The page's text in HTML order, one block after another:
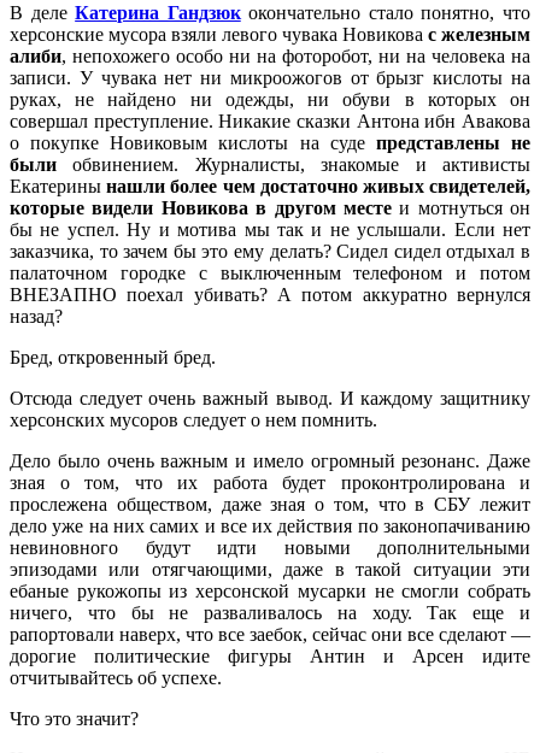
В делеКатерина Гандзюкокончательно стало понятно, что
херсонские мусора взяли левого чувака Новикова с железным
алиби, непохожего особо ни на фоторобот, ни на человека на
записи. У чувака нет ни микроожогов от брызг кислоты на
руках, не найдено ни одежды, ни обуви в которых он
совершал преступление. Никакие сказки Антона ибн Авакова
о покупке Новиковым кислоты на суде представлены не
были обвинением. Журналисты, знакомые и активисты
Екатеринынашли более чем достаточно живых свидетелей,
которые видели Новикова в другом местеи мотнуться он
бы не успел. Ну и мотива мы так и не услышали. Если нет
заказчика, то зачем бы это ему делать? Сидел сидел отдыхал в
палаточном городке с выключенным телефоном и потом
ВНЕЗАПНО поехал убивать? А потом аккуратно вернулся
назад?
Бред, откровенный бред.
Отсюда следует очень важный вывод. И каждому защитнику
херсонских мусоров следует о нем помнить.
Дело было очень важным и имело огромный резонанс. Даже
зная о том, что их работа будет проконтролирована и
прослежена обществом, даже зная о том, что в СБУ лежит
дело уже на них самих и все их действия по законопачиванию
невиновного будут идти новыми дополнительными
эпизодами или отягчающими, даже в такой ситуации эти
ебаные рукожопы из херсонской мусарки не смогли собрать
ничего, что бы не разваливалось на ходу. Так еще и
рапортовали наверх, что все заебок, сейчас они все сделают —
дорогие политические фигуры Антин и Арсен идите
отчитывайтесь об успехе.
Что это значит?